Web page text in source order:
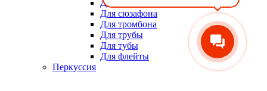
Для саксофона
Для сюзафона
Для тромбона
Для трубы
Для тубы
Для флейты
Перкуссия